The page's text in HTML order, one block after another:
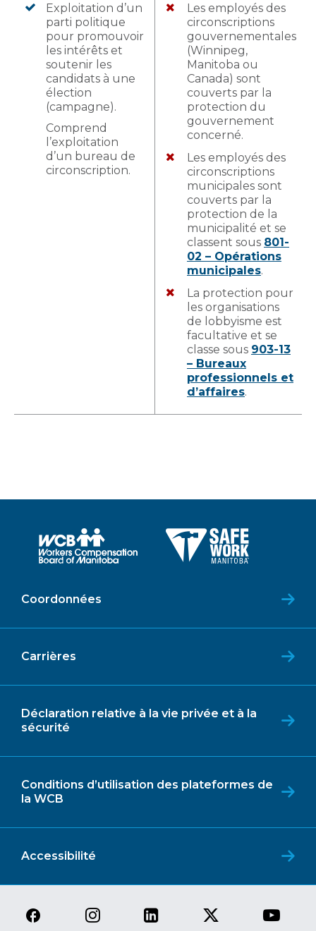
Exploitation d’un
parti politique
pour promouvoir
les intérêts et
soutenir les
candidats à une
élection
(campagne).
Comprend
l’exploitation
d’un bureau de
circonscription.
Les employés des
circonscriptions
gouvernementales
(Winnipeg,
Manitoba ou
Canada) sont
couverts par la
protection du
gouvernement
concerné.
Les employés des
circonscriptions
municipales sont
couverts par la
protection de la
municipalité et se
classent sous 801-
02 – Opérations
municipales.
La protection pour
les organisations
de lobbyisme est
facultative et se
classe sous 903-13
– Bureaux
professionnels et
d’affaires.
Coordonnées
Carrières
Déclaration relative à la vie privée et à la
sécurité
Conditions d’utilisation des plateformes de
la WCB
Accessibilité